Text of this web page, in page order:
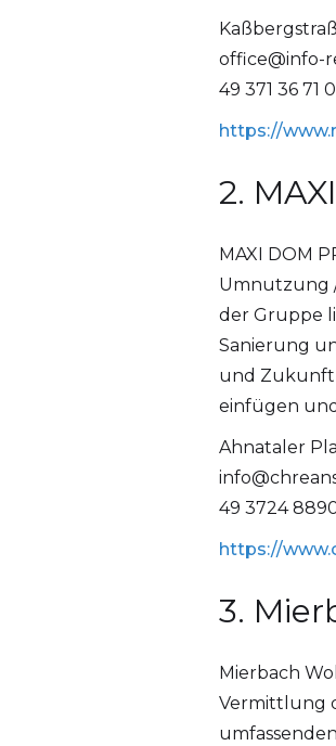
office@info-
49 371 36 71
https://
2.
MAXI DOM
Umnutzung
der Gruppe
Sanierung
und Zukunft
einfügen
Ahnataler
49 3724
https://
3.
Mierbach
Vermittlung